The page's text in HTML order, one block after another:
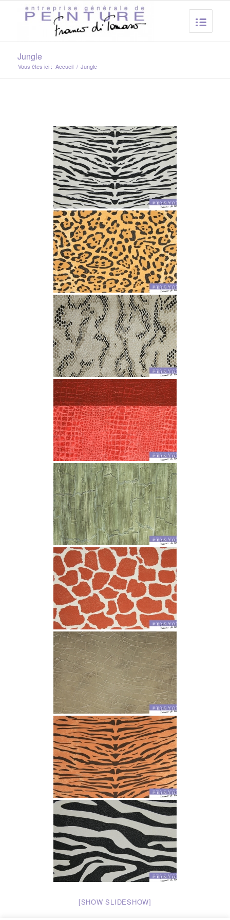
Jungle
Vous êtes ici : Accueil / Jungle
[SHOW SLIDESHOW]